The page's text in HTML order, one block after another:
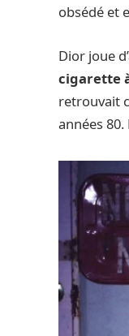
obsédé et
Dior joue
cigarette
retrouvait
années